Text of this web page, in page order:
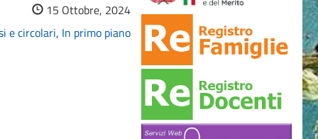
15 Ottobre, 2024
e circolari, In primo piano